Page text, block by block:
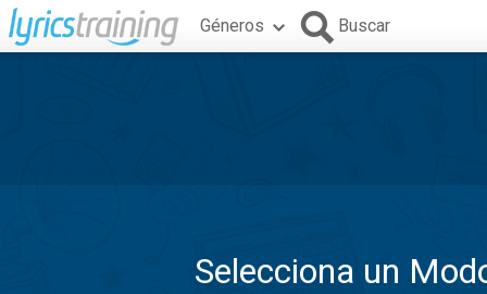
Géneros Buscar
Selecciona un